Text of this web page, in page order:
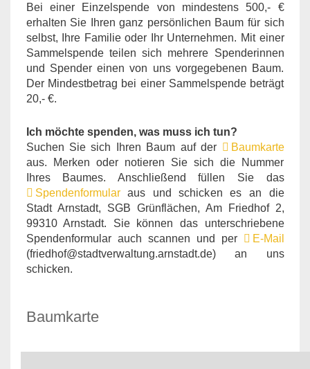
Bei einer Einzelspende von mindestens 500,- €
erhalten Sie Ihren ganz persönlichen Baum für sich
selbst, Ihre Familie oder Ihr Unternehmen. Mit einer
Sammelspende teilen sich mehrere Spenderinnen
und Spender einen von uns vorgegebenen Baum.
Der Mindestbetrag bei einer Sammelspende beträgt
20,- €.
Ich möchte spenden, was muss ich tun?
Suchen Sie sich Ihren Baum auf der
Baumkarte
aus. Merken oder notieren Sie sich die Nummer
Ihres Baumes. Anschließend füllen Sie das
Spendenformularaus und schicken es an die
Stadt Arnstadt, SGB Grünflächen, Am Friedhof 2,
99310 Arnstadt. Sie können das unterschriebene
Spendenformular auch scannen und per
E-Mail
(friedhof@stadtverwaltung.arnstadt.de) an uns
schicken.
Baumkarte